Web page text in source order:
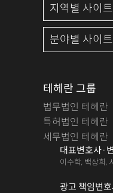
테헤란 그룹
법무법인 테헤란
특허법인 테헤란
세무법인 테헤란
대표변호사·
이수학, 백상희,
광고 책임변